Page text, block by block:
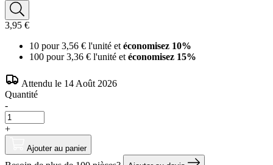
3,95 €
10 pour3,56 € l'unité et économisez 10%
100 pour3,36 € l'unité et économisez 15%
Attendu le 14 Août 2026
Quantité
-
+
Ajouter au panier